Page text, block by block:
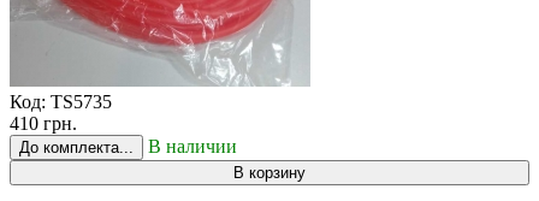
Код: TS5735
410 грн.
До комплекта... В наличии
В корзину